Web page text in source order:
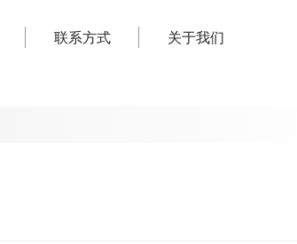
联系方式 关于我们